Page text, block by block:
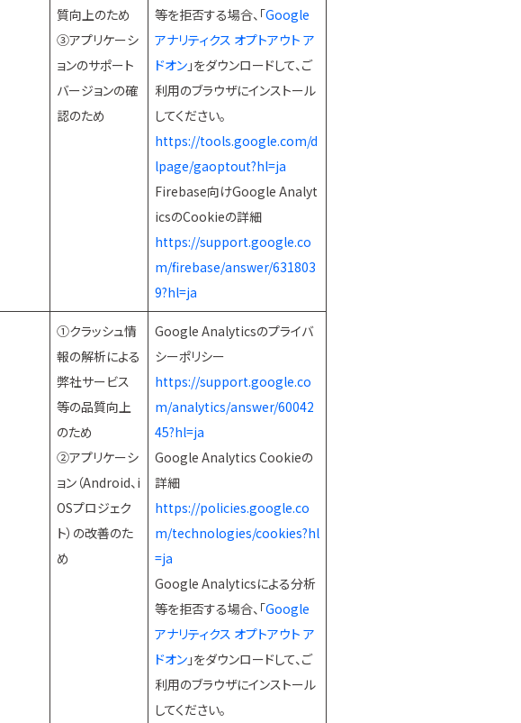
質向上のため
③アプリケーシ
ョンのサポート
バージョンの確
認のため
等を拒否する場合、「Google
アナリティクス オプトアウト ア
ドオン 」をダウンロードして、ご
利用のブラウザにインストール
してください。
https://tools.google.com/d
lpage/gaoptout?hl=ja
Firebase向けGoogle Analyt
icsのCookieの詳細
https://support.google.co
m/firebase/answer/631803
9?hl=ja
①クラッシュ情
報の解析による
弊社サービス
等の品質向上
のため
②アプリケーシ
ョン（Android、i
OSプロジェク
ト）の改善のた
め
Google Analyticsのプライバ
シーポリシー
https://support.google.co
m/analytics/answer/60042
45?hl=ja
Google Analytics Cookieの
詳細
https://policies.google.co
m/technologies/cookies?hl
=ja
Google Analyticsによる分析
等を拒否する場合、「Google
アナリティクス オプトアウト ア
ドオン 」をダウンロードして、ご
利用のブラウザにインストール
してください。